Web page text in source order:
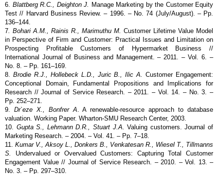
6. Blattberg R.C., Deighton J. Manage Marketing by the Customer Equity
Test // Harvard Business Review. – 1996. – No. 74 (July/August). – Pp.
136–144.
7 . Bohari A.M., Rainis R., Marimuthu M. Customer Lifetime Value Model
in Perspective of Firm and Customer: Practical Issues and Limitation on
Prospecting Profitable Customers of Hypermarket Business //
International Journal of Business and Management. – 2011. – Vol. 6. –
No. 8. – Pp. 161–169.
8. Brodie R.J., Hollebeck L.D., Juric B., Ilic A.Customer Engagement:
Conceptional Domain, Fundamental Propositions and Implications for
Research // Journal of Service Research. – 2011. – Vol. 14. – No. 3. –
Pp. 252–271.
9. Dr`eze X., Bonfrer A . A renewable-resource approach to database
valuation. Working Paper. Wharton-SMU Research Center, 2003.
10. Gupta S., Lehmann D.R., Stuart J.A.Valuing customers. Journal of
Marketing Research. – 2004. – Vol. 41. – Pp. 7–18.
11. Kumar V., Aksoy L., Donkers B., Venkatesan R., Wiesel T., Tillmanns
S. Undervalued or Overvalued Customers: Capturing Total Customer
Engagement Value // Journal of Service Research. – 2010. – Vol. 13. –
No. 3. – Pp. 297–310.